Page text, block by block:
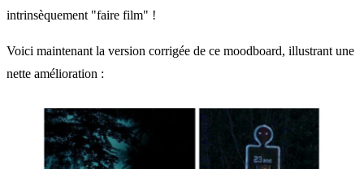
intrinsèquement "faire film" !
Voici maintenant la version corrigée de ce moodboard, illustrant une
nette amélioration :